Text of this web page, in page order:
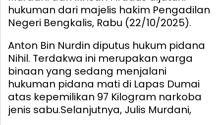
hukuman dari majelis hakim Pengadilan
Negeri Bengkalis, Rabu (22/10/2025).
Anton Bin Nurdin diputus hukum pidana
Nihil. Terdakwa ini merupakan warga
binaan yang sedang menjalani
hukuman pidana mati di Lapas Dumai
atas kepemilikan 97 Kilogram narkoba
jenis sabu.Selanjutnya, Julis Murdani,